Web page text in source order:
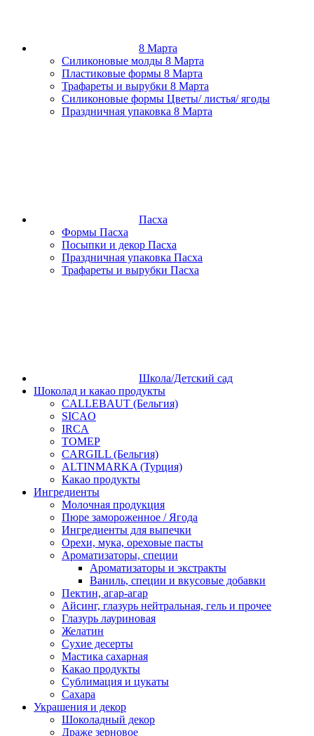
8 Марта
Силиконовые молды 8 Марта
Пластиковые формы 8 Марта
Трафареты и вырубки 8 Марта
Силиконовые формы Цветы/ листья/ ягоды
Праздничная упаковка 8 Марта
Пасха
Формы Пасха
Посыпки и декор Пасха
Праздничная упаковка Пасха
Трафареты и вырубки Пасха
Школа/Детский сад
Шоколад и какао продукты
CALLEBAUT (Бельгия)
SICAO
IRCA
ТОМЕР
CARGILL (Бельгия)
ALTINMARKA (Турция)
Какао продукты
Ингредиенты
Молочная продукция
Пюре замороженное / Ягода
Ингредиенты для выпечки
Орехи, мука, ореховые пасты
Ароматизаторы, специи
Ароматизаторы и экстракты
Ваниль, специи и вкусовые добавки
Пектин, агар-агар
Айсинг, глазурь нейтральная, гель и прочее
Глазурь лауриновая
Желатин
Сухие десерты
Мастика сахарная
Какао продукты
Сублимация и цукаты
Сахара
Украшения и декор
Шоколадный декор
Драже зерновое